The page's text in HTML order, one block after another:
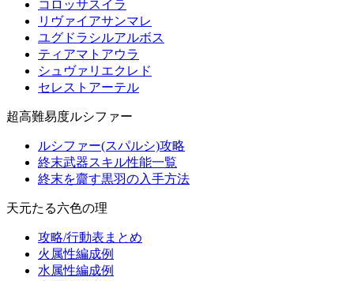
コロッサスイラ
リヴァイアサンマレ
ユグドラシルアルボス
ティアマトアウラ
シュヴァリエクレド
セレストアーテル
超高難易度ルシファー
ルシファー(スパルシ)攻略
終末武器スキル性能一覧
終末を齎す黒羽の入手方法
天元たる六色の理
攻略/行動表まとめ
火属性編成例
水属性編成例